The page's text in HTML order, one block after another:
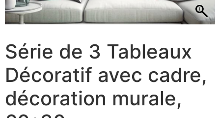
Série de 3 Tableaux
Décoratif avec cadre,
décoration murale,